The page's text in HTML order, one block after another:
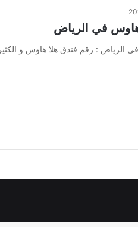
في الرياض
الرياض : رقم فندق هلا هاوس و